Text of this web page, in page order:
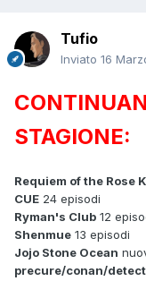
Tufio
Inviato 16
STAGIONE:
Requiem of the Rose
CUE 24 episodi
Ryman's Club 12
Shenmue 13 episodi
Jojo Stone Ocean
precure/conan/